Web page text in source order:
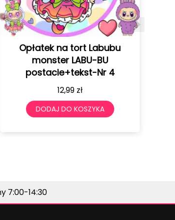
Opłatek na tort Labubu
monster LABU-BU
postacie+tekst-Nr 3
12,99
DODAJ DO KOSZYKA
7:00-14:30